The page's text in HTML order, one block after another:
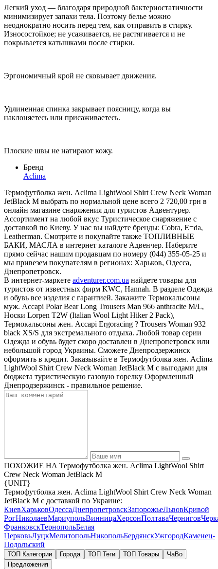
Легкий уход — благодаря природной бактериостатичности
минимизирует запахи тела. Поэтому белье можно
неоднократно носить перед тем, как отправить в стирку.
Износостойкое; не усаживается, не растягивается и не
покрывается катышками после стирки.
Эргономичный крой не сковывает движения.
Удлиненная спинка закрывает поясницу, когда вы
наклоняетесь или присаживаетесь.
Плоские швы не натирают кожу.
Бренд
Aclima
Термофутболка жен. Aclima LightWool Shirt Crew Neck Woman
JetBlack M выбрать по нормальной цене всего 2 720,00 грн в
онлайн магазине снаряжения для туристов Адвентурер.
Ассортимент на любой вкус Туристическое снаряжение с
доставкой по Киеву. У нас вы найдете бренды: Cobra, E=da,
Leatherman. Смотрите и покупайте также ТОПЛИВНЫЕ
БАКИ, МАСЛА в интернет каталоге Адвенчер. Наберите
прямо сейчас нашим продавцам по номеру (044) 355-05-25 и
мы привезем покупателям в регионах: Харьков, Одесса,
Днепропетровск.
В интернет-маркете adventurer.com.ua найдете товары для
туристов от известных фирм KWC, Hannah. В разделе Одежда
и обувь все изделия с гарантией. Закажите Термокальсоны
муж. Accapi Polar Bear Long Trousers Man 966 anthracite M/L,
Носки Lorpen T2W (Italian Wool Light Hiker 2 Pack),
Термокальсоны жен. Accapi Ergoracing ? Trousers Woman 932
black XS/S для экстремального отдыха. Любой товар серии
Одежда и обувь будет скоро доставлен в Днепропетровск или
небольшой город Украины. Сможете Днепродзержинск
оформить в кредит. Заказывайте в Термофутболка жен. Aclima
LightWool Shirt Crew Neck Woman JetBlack M с выгодами для
бюджета туристическую газовую горелку Оформленный
Днепродзержинск - правильное решение.
ПОХОЖИЕ НА Термофутболка жен. Aclima LightWool Shirt
Crew Neck Woman JetBlack M
{UNIT}
Термофутболка жен. Aclima LightWool Shirt Crew Neck Woman
JetBlack M с доставкой по Украине:
КиевХарьковОдессаДнепропетровскЗапорожьеЛьвовКривой
РогНиколаевМариупольВинницаХерсонПолтаваЧернигов
ФранковскТернопольБелая
ЦерковьЛуцкМелитопольНикопольБердянскУжгородКаменец-
Подольский
ТОП Категории Города ТОП Теги ТОП Товары
ЧаВо
Предложения